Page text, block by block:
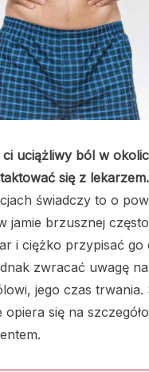
uciążliwy ból w
się z lekarzem.
świadczy to o
jamie brzusznej często
i ciężko przypisać go
zwracać uwagę
jego czas trwania.
opiera się na